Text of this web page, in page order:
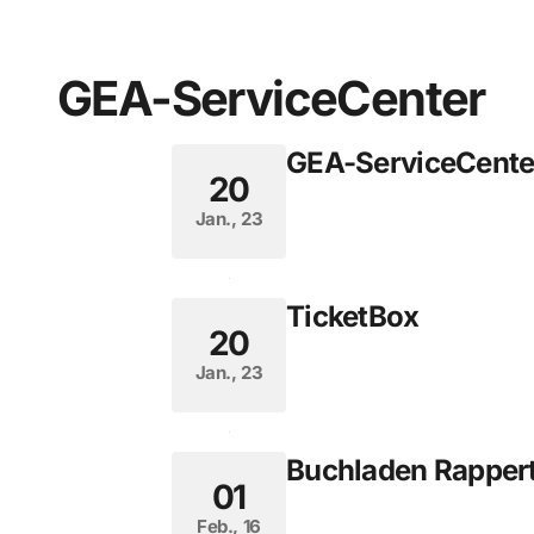
GEA-ServiceCenter
20
Jan., 23
GEA-
20
Jan., 23
TicketBox
01
Feb., 16
Buchladen